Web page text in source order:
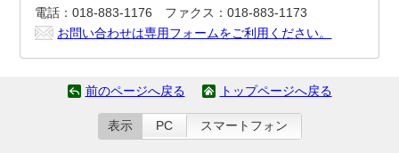
電話：018-883-1176 ファクス：018-883-1173
お問い合わせは専用フォームをご利用ください。
前のページへ戻る トップページへ戻る
表示 PC スマートフォン